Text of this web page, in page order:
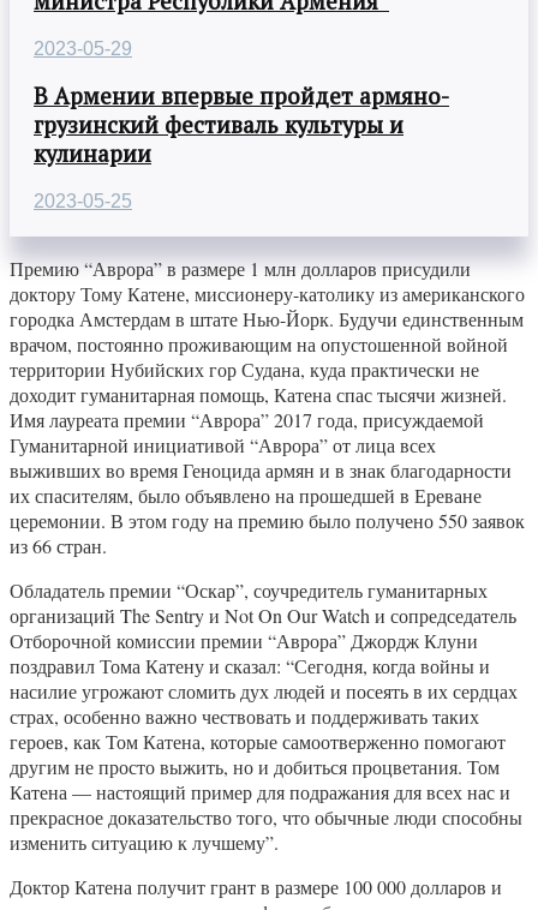
2023-05-29
В Армении впервые пройдет армяно-
грузинский фестиваль культуры и
кулинарии
2023-05-25
Премию “Аврора” в размере 1 млн долларов присудили
доктору Тому Катене, миссионеру-католику из американского
городка Амстердам в штате Нью-Йорк. Будучи единственным
врачом, постоянно проживающим на опустошенной войной
территории Нубийских гор Судана, куда практически не
доходит гуманитарная помощь, Катена спас тысячи жизней.
Имя лауреата премии “Аврора” 2017 года, присуждаемой
Гуманитарной инициативой “Аврора” от лица всех
выживших во время Геноцида армян и в знак благодарности
их спасителям, было объявлено на прошедшей в Ереване
церемонии. В этом году на премию было получено 550 заявок
из 66 стран.
Обладатель премии “Оскар”, соучредитель гуманитарных
организаций The Sentry и Not On Our Watch и сопредседатель
Отборочной комиссии премии “Аврора” Джордж Клуни
поздравил Тома Катену и сказал: “Сегодня, когда войны и
насилие угрожают сломить дух людей и посеять в их сердцах
страх, особенно важно чествовать и поддерживать таких
героев, как Том Катена, которые самоотверженно помогают
другим не просто выжить, но и добиться процветания. Том
Катена — настоящий пример для подражания для всех нас и
прекрасное доказательство того, что обычные люди способны
изменить ситуацию к лучшему”.
Доктор Катена получит грант в размере 100 000 долларов и